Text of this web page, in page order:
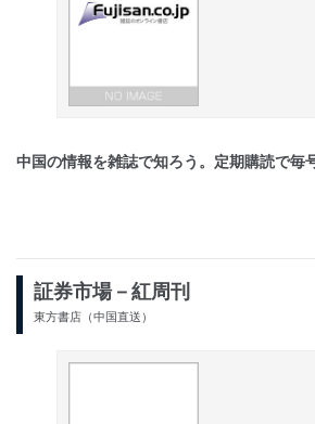
中国の情報を雑誌で知ろう。定期購読で毎
証券市場－紅周刊
東方書店（中国直送）